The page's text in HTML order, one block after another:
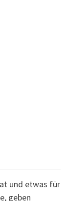
und etwas für
geben